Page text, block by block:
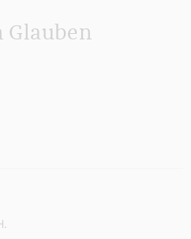
Glauben